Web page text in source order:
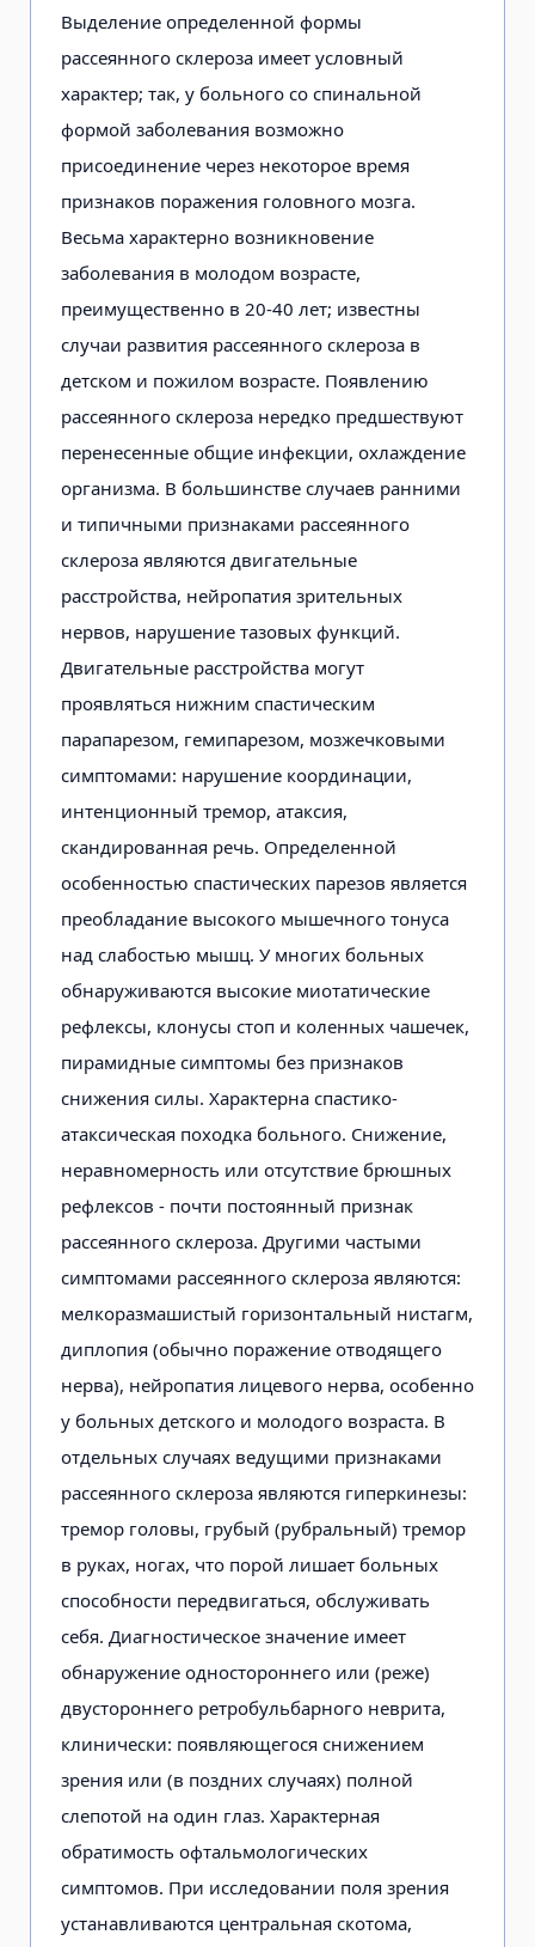
Выделение определенной формы
рассеянного склероза имеет условный
характер; так, у больного со спинальной
формой заболевания возможно
присоединение через некоторое время
признаков поражения головного мозга.
Весьма характерно возникновение
заболевания в молодом возрасте,
преимущественно в 20-40 лет; известны
случаи развития рассеянного склероза в
детском и пожилом возрасте. Появлению
рассеянного склероза нередко предшествуют
перенесенные общие инфекции, охлаждение
организма. В большинстве случаев ранними
и типичными признаками рассеянного
склероза являются двигательные
расстройства, нейропатия зрительных
нервов, нарушение тазовых функций.
Двигательные расстройства могут
проявляться нижним спастическим
парапарезом, гемипарезом, мозжечковыми
симптомами: нарушение координации,
интенционный тремор, атаксия,
скандированная речь. Определенной
особенностью спастических парезов является
преобладание высокого мышечного тонуса
над слабостью мышц. У многих больных
обнаруживаются высокие миотатические
рефлексы, клонусы стоп и коленных чашечек,
пирамидные симптомы без признаков
снижения силы. Характерна спастико-
атаксическая походка больного. Снижение,
неравномерность или отсутствие брюшных
рефлексов - почти постоянный признак
рассеянного склероза. Другими частыми
симптомами рассеянного склероза являются:
мелкоразмашистый горизонтальный нистагм,
диплопия (обычно поражение отводящего
нерва), нейропатия лицевого нерва, особенно
у больных детского и молодого возраста. В
отдельных случаях ведущими признаками
рассеянного склероза являются гиперкинезы:
тремор головы, грубый (рубральный) тремор
в руках, ногах, что порой лишает больных
способности передвигаться, обслуживать
себя. Диагностическое значение имеет
обнаружение одностороннего или (реже)
двустороннего ретробульбарного неврита,
клинически: появляющегося снижением
зрения или (в поздних случаях) полной
слепотой на один глаз. Характерная
обратимость офтальмологических
симптомов. При исследовании поля зрения
устанавливаются центральная скотома,